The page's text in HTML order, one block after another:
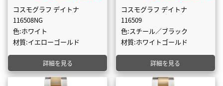
コスモグラフ デイトナ
116508NG
色:ホワイト
材質:イエローゴールド
詳細を見る
コスモグラフ デイトナ
116509
色:スチール／ブラック
材質:ホワイトゴールド
詳細を見る